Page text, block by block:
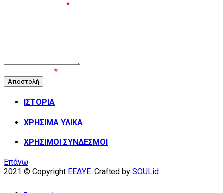
*
*
ΙΣΤΟΡΙΑ
ΧΡΗΣΙΜΑ ΥΛΙΚΑ
ΧΡΗΣΙΜΟΙ ΣΥΝΔΕΣΜΟΙ
Επάνω
2021 © Copyright ΕΕΔΥΕ. Crafted by SOULid